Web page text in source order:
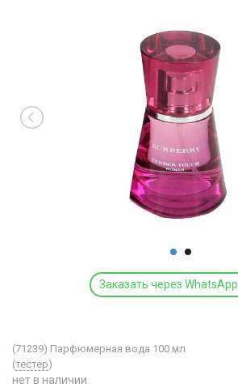
Заказать через WhatsApp
(71239) Парфюмерная вода 100 мл
(тестер)
нет в наличии